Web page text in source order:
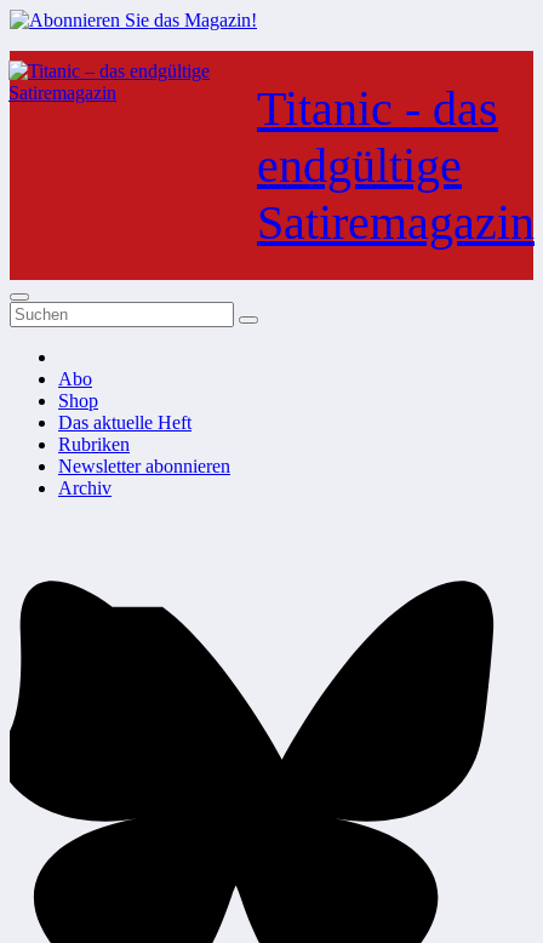
Zum
Inhalt
springen
Titanic - das
endgültige
Satiremagazin
Abo
Shop
Das aktuelle Heft
Rubriken
Newsletter abonnieren
Archiv